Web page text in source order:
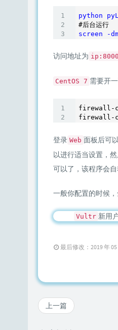
python
screen
-
访问地址为 ip:8000
CentOS 7 需要开
firewall-
firewall-
登录 Web 面板后可
以进行适当设置，
可以了，该程序会
一般你配置的时候
Vultr 新用
最后修改：2019 年 05
上一篇